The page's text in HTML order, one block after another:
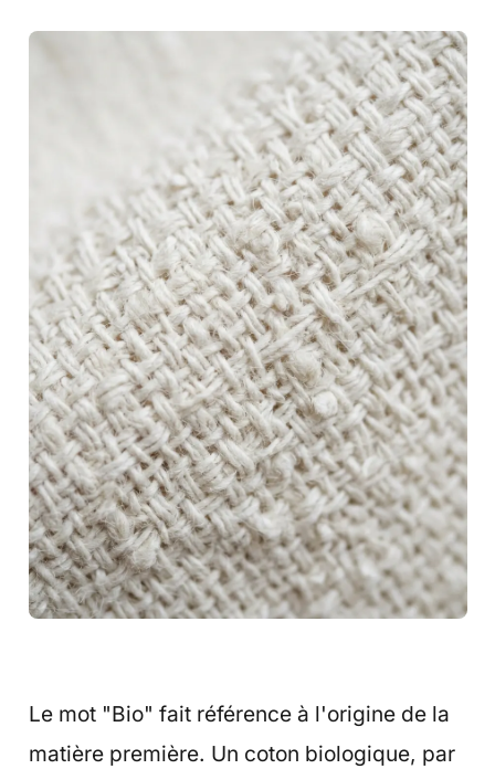
Le mot "Bio" fait référence à l'origine de la
matière première. Un coton biologique, par